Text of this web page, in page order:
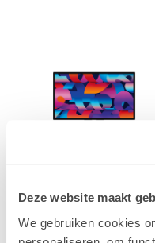
Deze website maakt
We gebruiken cookies
Mac